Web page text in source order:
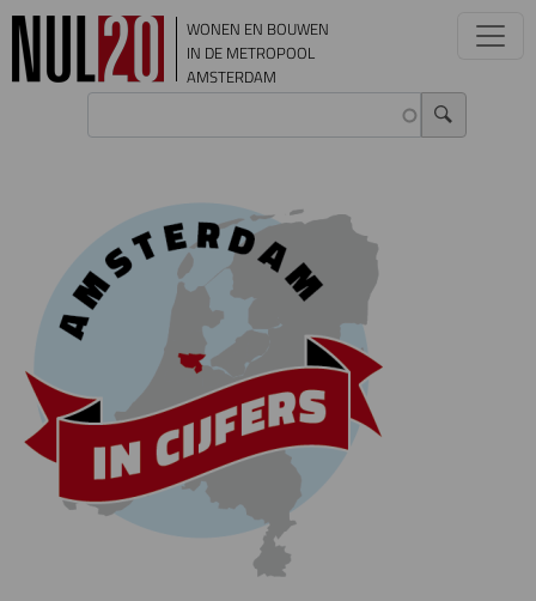
Overslaan en naar de inhoud gaan
WONEN EN BOUWEN
IN DE METROPOOL
AMSTERDAM